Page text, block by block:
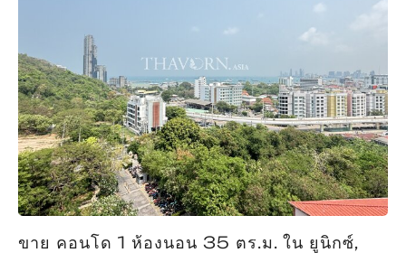
ขาย คอนโด 1 ห้องนอน 35 ตร.ม. ใน ยูนิกซ์,